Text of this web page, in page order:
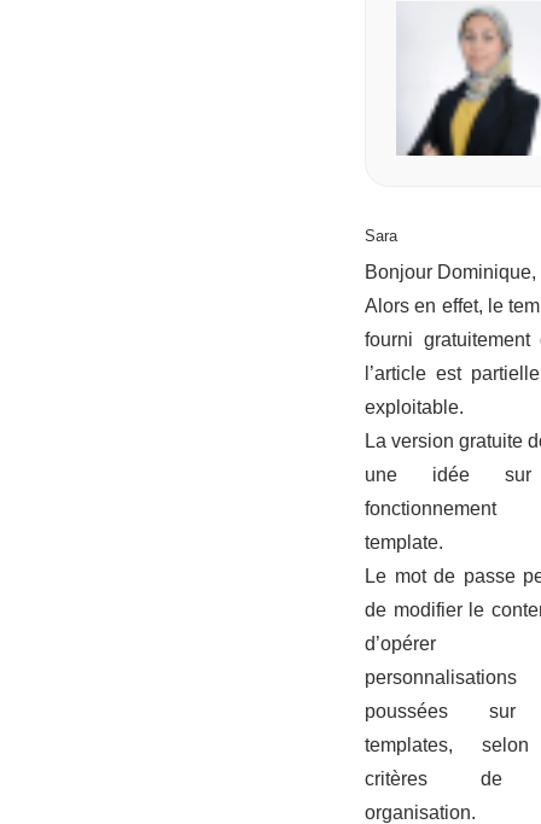
Sara
Bonjour Dominique,
Alors en effet, le
fourni gratuitement
l’article est
exploitable.
La version gratuite
une idée
template.
Le mot de passe
de modifier le
d’opérer
personnalisations
poussées
templates,
critères de
organisation.